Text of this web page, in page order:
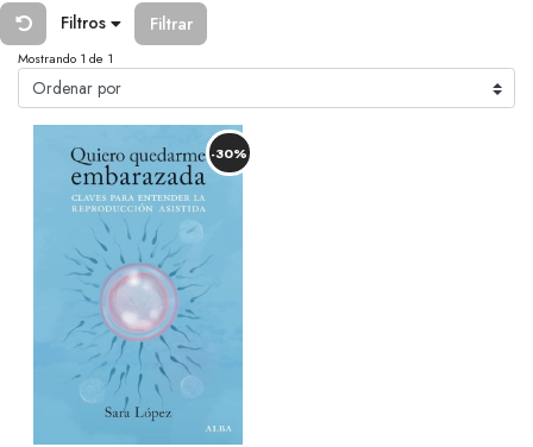
Filtros Filtrar
Mostrando 1 de 1
-30%